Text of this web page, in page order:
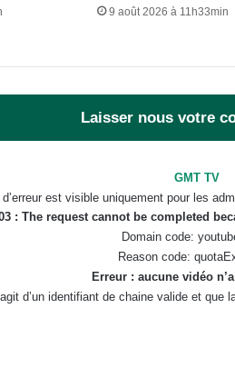
9 août 2026 à 11h33min
Laisser nous votre
GMT TV
est visible uniquement pour les
: The request cannot be completed
Domain code:
Reason code:
Erreur : aucune vidéo
d’un identifiant de chaine valide et